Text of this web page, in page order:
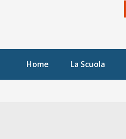
Home La Scuola